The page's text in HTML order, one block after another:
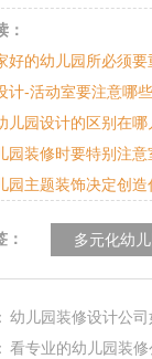
：
好的幼儿园所必须
计-活动室要注意哪
儿园设计的区别在哪
园装修时要特别注
园主题装饰决定创造
： 多元化幼
幼儿园装修设计公
看专业的幼儿园装